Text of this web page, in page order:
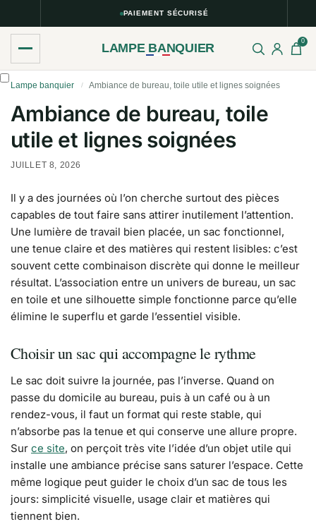
PAIEMENT SÉCURISÉ
LAMPE BANQUIER 0
Lampe banquier / Ambiance de bureau, toile utile et lignes soignées
Ambiance de bureau, toile
utile et lignes soignées
JUILLET 8, 2026
Il y a des journées où l’on cherche surtout des pièces
capables de tout faire sans attirer inutilement l’attention.
Une lumière de travail bien placée, un sac fonctionnel,
une tenue claire et des matières qui restent lisibles: c’est
souvent cette combinaison discrète qui donne le meilleur
résultat. L’association entre un univers de bureau, un sac
en toile et une silhouette simple fonctionne parce qu’elle
élimine le superflu et garde l’essentiel visible.
Choisir un sac qui accompagne le rythme
Le sac doit suivre la journée, pas l’inverse. Quand on
passe du domicile au bureau, puis à un café ou à un
rendez-vous, il faut un format qui reste stable, qui
n’absorbe pas la tenue et qui conserve une allure propre.
Sur ce site, on perçoit très vite l’idée d’un objet utile qui
installe une ambiance précise sans saturer l’espace. Cette
même logique peut guider le choix d’un sac de tous les
jours: simplicité visuelle, usage clair et matières qui
tiennent bien.